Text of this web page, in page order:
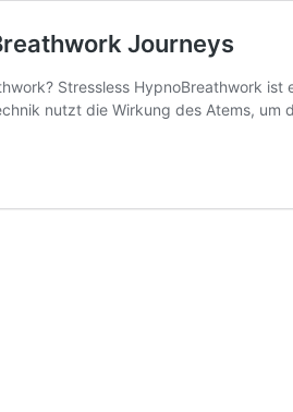
Journeys
Stressless HypnoBreathwork
nutzt die Wirkung des Atems, um